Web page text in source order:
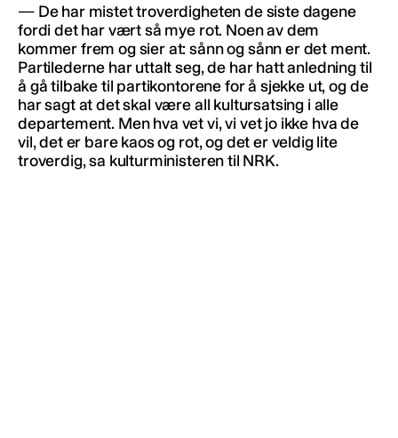
— De har mistet troverdigheten de siste dagene
fordi det har vært så mye rot. Noen av dem
kommer frem og sier at: sånn og sånn er det ment.
Partilederne har uttalt seg, de har hatt anledning til
å gå tilbake til partikontorene for å sjekke ut, og de
har sagt at det skal være all kultursatsing i alle
departement. Men hva vet vi, vi vet jo ikke hva de
vil, det er bare kaos og rot, og det er veldig lite
troverdig, sa kulturministeren til NRK.